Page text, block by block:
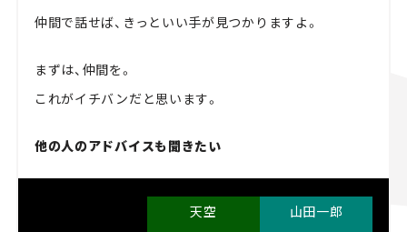
仲間で話せば、きっといい手が見つかりますよ。
まずは、仲間を。
これがイチバンだと思います。
他の人のアドバイスも聞きたい
山田一郎
天空